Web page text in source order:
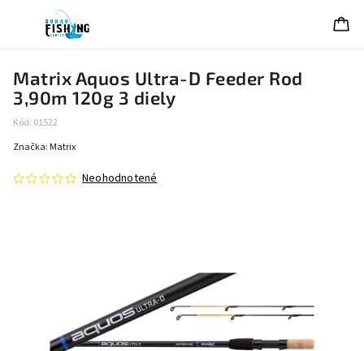
Matrix Aquos Ultra-D Feeder Rod
3,90m 120g 3 diely
Kód: 01522
Neohodnotené
Značka: Matrix